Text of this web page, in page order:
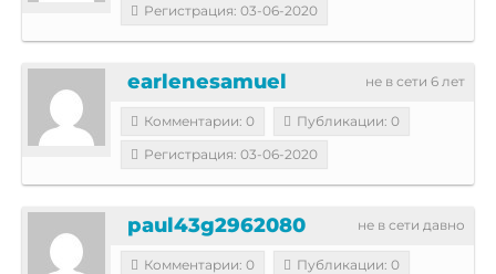
Регистрация: 03-06-2020
не в сети 6 лет
earlenesamuel
Комментарии: 0
Публикации: 0
Регистрация: 03-06-2020
не в сети давно
paul43g2962080
Комментарии: 0
Публикации: 0